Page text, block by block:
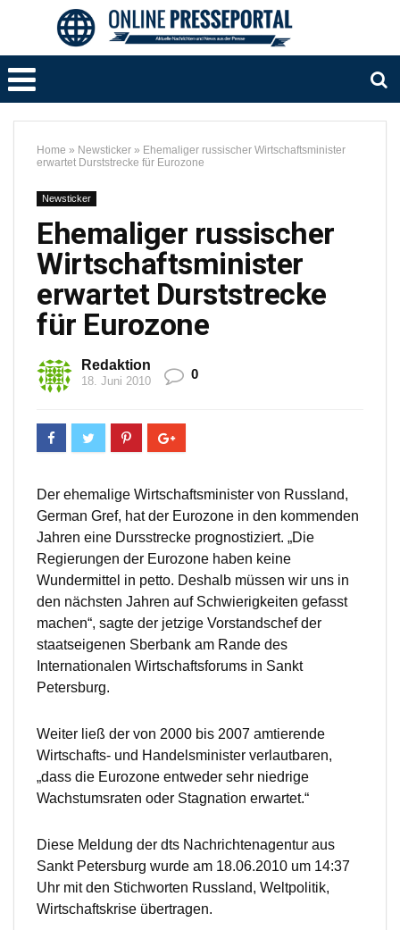
Home » Newsticker » Ehemaliger russischer Wirtschaftsminister
erwartet Durststrecke für Eurozone
Newsticker
Ehemaliger russischer
Wirtschaftsminister
erwartet Durststrecke
für Eurozone
Redaktion
18. Juni 2010 0
Der ehemalige Wirtschaftsminister von Russland,
German Gref, hat der Eurozone in den kommenden
Jahren eine Dursstrecke prognostiziert. „Die
Regierungen der Eurozone haben keine
Wundermittel in petto. Deshalb müssen wir uns in
den nächsten Jahren auf Schwierigkeiten gefasst
machen“, sagte der jetzige Vorstandschef der
staatseigenen Sberbank am Rande des
Internationalen Wirtschaftsforums in Sankt
Petersburg.
Weiter ließ der von 2000 bis 2007 amtierende
Wirtschafts- und Handelsminister verlautbaren,
„dass die Eurozone entweder sehr niedrige
Wachstumsraten oder Stagnation erwartet.“
Diese Meldung der dts Nachrichtenagentur aus
Sankt Petersburg wurde am 18.06.2010 um 14:37
Uhr mit den Stichworten Russland, Weltpolitik,
Wirtschaftskrise übertragen.